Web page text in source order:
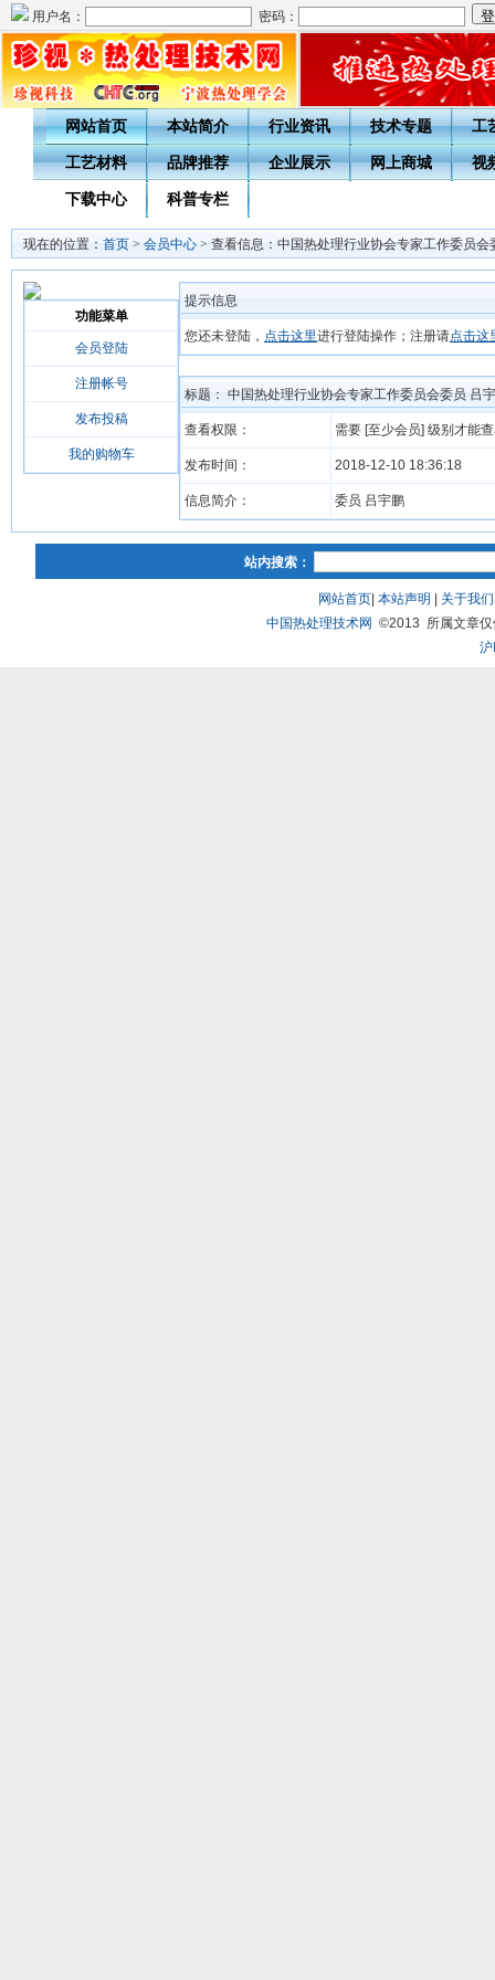
用户名： 密码：
网站首页 本站简介 行业资讯 技术专题 工
工艺材料 品牌推荐 企业展示 网上商城 视
下载中心 科普专栏
现在的位置： 首页 > 会员中心 > 查看信息：中国热处理行业协会专家工作委员会
功能菜单
会员登陆
注册帐号
发布投稿
我的购物车
提示信息
您还未登陆， 点击这里进行登陆操作；注册请点击这
标题： 中国热处理行业协会专家工作委员会委员 吕
查看权限： 需要 [至少会员] 级别才能
发布时间： 2018-12-10 18:36:18
信息简介： 委员 吕宇鹏
站内搜索：
网站首页| 本站声明 关于我们
中国热处理技术网 ©2013 所属文章仅